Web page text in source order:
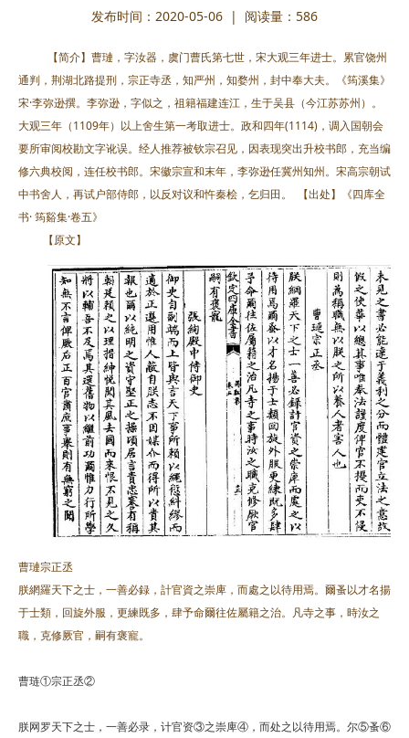
发布时间：2020-05-06 | 阅读量： 586
【简介】曹璉，字汝器，虞门曹氏第七世，宋大观三年进士。累官饶州
通判，荆湖北路提刑，宗正寺丞，知严州，知婺州，封中奉大夫。《筠溪集》
宋·李弥逊撰。李弥逊，字似之，祖籍福建连江，生于吴县（今江苏苏州）。
大观三年（1109年）以上舍生第一考取进士。政和四年(1114)，调入国朝会
要所审阅校勘文字讹误。经人推荐被钦宗召见，因表现突出升校书郎，充当编
修六典校阅，连任校书郎。宋徽宗宣和末年，李弥逊任冀州知州。宋高宗朝试
中书舍人，再试户部侍郎，以反对议和忤秦桧，乞归田。
【出处】《四库全
书· 筠谿集·卷五》
【原文】
曹璉宗正丞
朕網羅天下之士，一善必録，計官資之崇庳，而處之以待用焉。爾蚤以才名揚
于士類，回旋外服，更練既多，肆予命爾往佐屬籍之治。凡寺之事，時汝之
職，克修厥官，嗣有褒寵。
曹琏①宗正丞②
朕网罗天下之士，一善必录，计官资③之崇庳④，而处之以待用焉。尔⑤蚤⑥